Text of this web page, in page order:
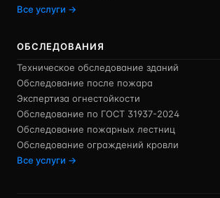
Все услуги →
ОБСЛЕДОВАНИЯ
Техническое обследование зданий
Обследование после пожара
Экспертиза огнестойкости
Обследование по ГОСТ 31937-2024
Обследование пожарных лестниц
Обследование ограждений кровли
Все услуги →